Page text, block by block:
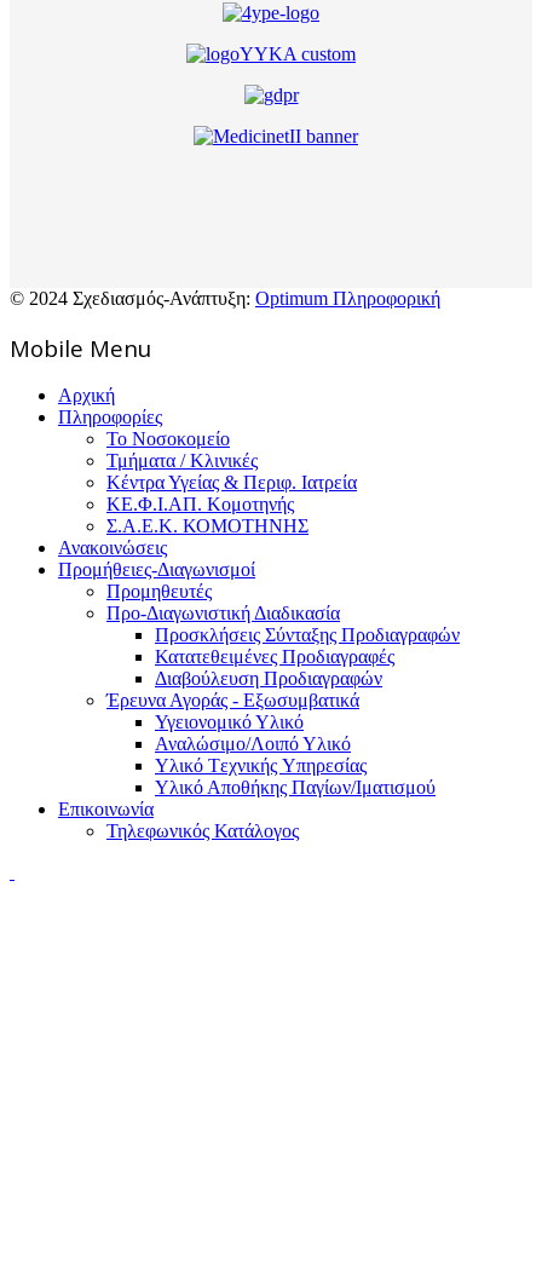
© 2024 Σχεδιασμός-Ανάπτυξη: Optimum Πληροφορική
Mοbile Menu
Αρχική
Πληροφορίες
Το Νοσοκομείο
Τμήματα / Κλινικές
Κέντρα Υγείας & Περιφ. Ιατρεία
ΚΕ.Φ.Ι.ΑΠ. Κομοτηνής
Σ.Α.Ε.Κ. ΚΟΜΟΤΗΝΗΣ
Ανακοινώσεις
Προμήθειες-Διαγωνισμοί
Προμηθευτές
Προ-Διαγωνιστική Διαδικασία
Προσκλήσεις Σύνταξης Προδιαγραφών
Κατατεθειμένες Προδιαγραφές
Διαβούλευση Προδιαγραφών
Έρευνα Αγοράς - Εξωσυμβατικά
Υγειονομικό Υλικό
Αναλώσιμο/Λοιπό Υλικό
Υλικό Tεχνικής Yπηρεσίας
Υλικό Αποθήκης Παγίων/Ιματισμού
Επικοινωνία
Τηλεφωνικός Κατάλογος